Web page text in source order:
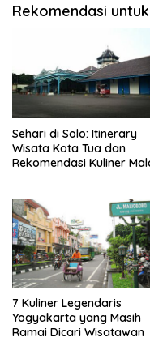
Rekomendasi
Sehari di Solo: Itinerary
Wisata Kota Tua dan
Rekomendasi Kuliner
7 Kuliner Legendaris
Yogyakarta yang Masih
Ramai Dicari Wisatawan